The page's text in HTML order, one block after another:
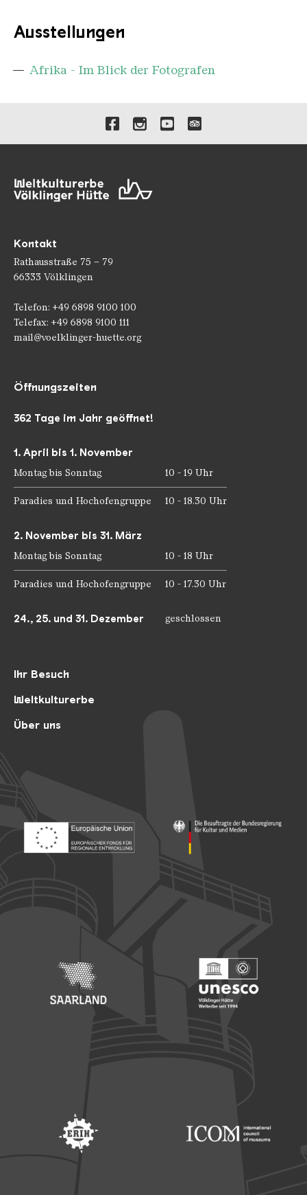
Ausstellungen
Afrika - Im Blick der Fotografen
Verlinkungen zu unseren
Kontakt
Rathausstraße 75 – 79
66333 Völklingen
Telefon: +49 6898 9100 100
Telefax: +49 6898 9100 111
mail@voelklinger-huette.org
Ihr Besuch
Weltkulturerbe
Über uns
Öffnungszeiten
362 Tage im Jahr geöffnet!
1. April bis 1. November
Montag bis Sonntag 10 - 19 Uhr
Paradies und Hochofengruppe 10 - 18.30 Uhr
2. November bis 31. März
Montag bis Sonntag 10 - 18 Uhr
Paradies und Hochofengruppe 10 - 17.30 Uhr
24., 25. und 31. Dezember geschlossen